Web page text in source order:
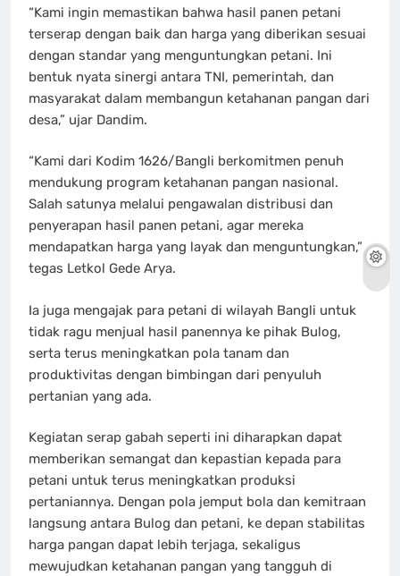
“Kami ingin memastikan bahwa hasil panen petani
terserap dengan baik dan harga yang diberikan sesuai
dengan standar yang menguntungkan petani. Ini
bentuk nyata sinergi antara TNI, pemerintah, dan
masyarakat dalam membangun ketahanan pangan dari
desa,” ujar Dandim.
“Kami dari Kodim 1626/Bangli berkomitmen penuh
mendukung program ketahanan pangan nasional.
Salah satunya melalui pengawalan distribusi dan
penyerapan hasil panen petani, agar mereka
mendapatkan harga yang layak dan menguntungkan,”
tegas Letkol Gede Arya.
Ia juga mengajak para petani di wilayah Bangli untuk
tidak ragu menjual hasil panennya ke pihak Bulog,
serta terus meningkatkan pola tanam dan
produktivitas dengan bimbingan dari penyuluh
pertanian yang ada.
Kegiatan serap gabah seperti ini diharapkan dapat
memberikan semangat dan kepastian kepada para
petani untuk terus meningkatkan produksi
pertaniannya. Dengan pola jemput bola dan kemitraan
langsung antara Bulog dan petani, ke depan stabilitas
harga pangan dapat lebih terjaga, sekaligus
mewujudkan ketahanan pangan yang tangguh di